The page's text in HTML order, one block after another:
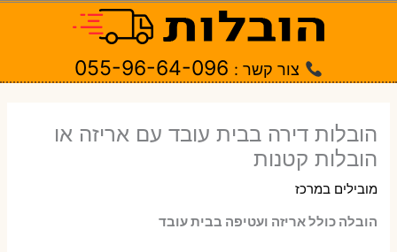
צור קשר : 055-96-64-096
הובלות דירה בבית עובד עם אריזה או
הובלות קטנות
מובילים במרכז
הובלה כולל אריזה ועטיפה בבית עובד